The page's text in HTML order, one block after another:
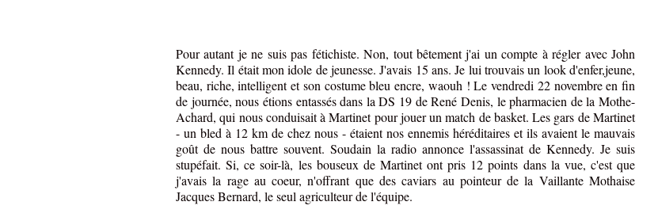
Pour autant je ne suis pas fétichiste. Non, tout bêtement j'ai un compte à régler avec John
Kennedy. Il était mon idole de jeunesse. J'avais 15 ans. Je lui trouvais un look d'enfer,jeune,
beau, riche, intelligent et son costume bleu encre, waouh ! Le vendredi 22 novembre en fin
de journée, nous étions entassés dans la DS 19 de René Denis, le pharmacien de la Mothe-
Achard, qui nous conduisait à Martinet pour jouer un match de basket. Les gars de Martinet
- un bled à 12 km de chez nous - étaient nos ennemis héréditaires et ils avaient le mauvais
goût de nous battre souvent. Soudain la radio annonce l'assassinat de Kennedy. Je suis
stupéfait. Si, ce soir-là, les bouseux de Martinet ont pris 12 points dans la vue, c'est que
j'avais la rage au coeur, n'offrant que des caviars au pointeur de la Vaillante Mothaise
Jacques Bernard, le seul agriculteur de l'équipe.